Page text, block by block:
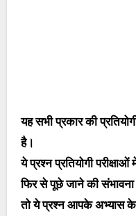
यह सभी प्रकार की
है।
ये प्रश्न प्रतियोगी
फिर से पूछे जाने की
तो ये प्रश्न आपके अभ्यास के